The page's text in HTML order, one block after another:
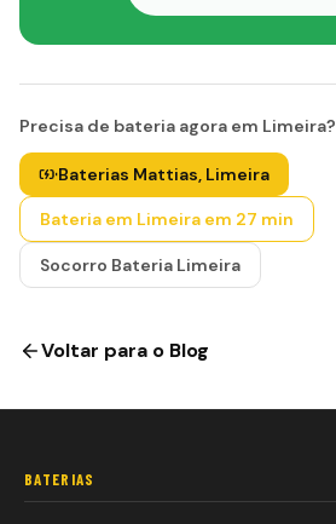
Precisa de bateria agora em Limeira?
Baterias Mattias, Limeira
Bateria em Limeira em 27 min
Socorro Bateria Limeira
Voltar para o Blog
BATERIAS